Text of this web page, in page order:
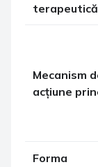
terapeutică
Mecanism
acțiune
Forma